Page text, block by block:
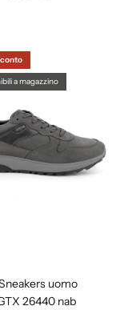
a magazzino
uomo
26440 nab